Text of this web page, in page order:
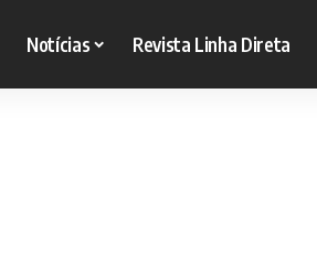
Notícias Revista Linha Direta